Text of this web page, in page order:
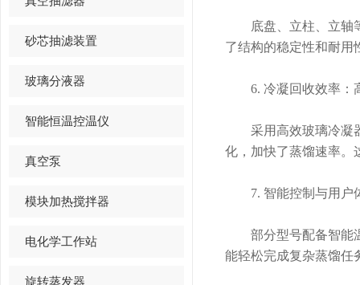
砂芯抽滤装置
玻璃分液器
智能恒温控温仪
真空泵
模块加热搅拌器
电化学工作站
旋转蒸发器
底盘、立柱、立轴等
了结构的稳定性和耐用
6. 冷凝回收效率：
采用高效玻璃冷凝器
化，加快了蒸馏速率。
7. 智能控制与用户
部分型号配备智能温
能轻松完成复杂蒸馏任